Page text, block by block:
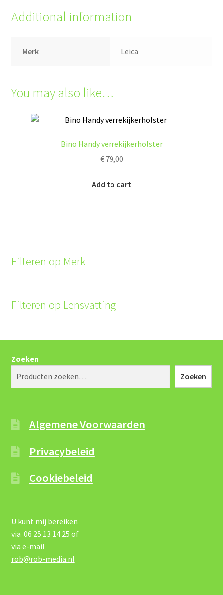
Additional information
Merk Leica
You may also like…
Bino Handy verrekijkerholster
€79,00
Add to cart
Filteren op Merk
Filteren op Lensvatting
Zoeken
Zoeken
Algemene Voorwaarden
Privacybeleid
Cookiebeleid
U kunt mij bereiken
via 06 25 13 14 25 of
via e-mail
rob@rob-media.nl